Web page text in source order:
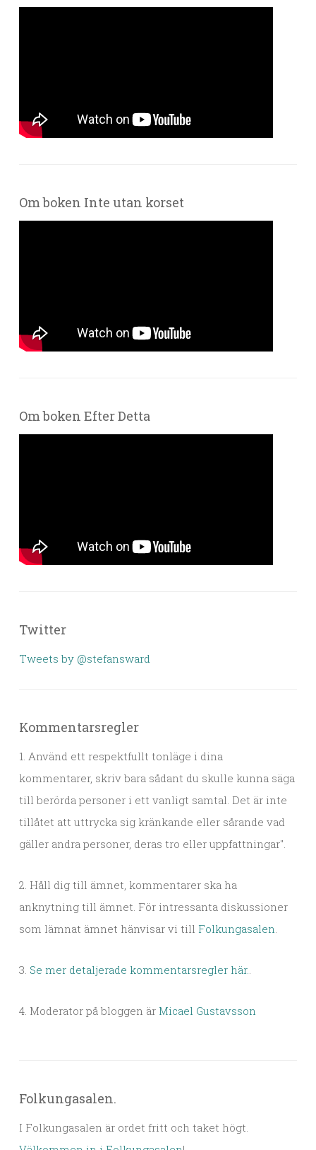
Om boken Inte utan korset
Om boken Efter Detta
Twitter
Tweets by @stefansward
Kommentarsregler
1. Använd ett respektfullt tonläge i dina
kommentarer, skriv bara sådant du skulle kunna säga
till berörda personer i ett vanligt samtal. Det är inte
tillåtet att uttrycka sig kränkande eller sårande vad
gäller andra personer, deras tro eller uppfattningar".
2. Håll dig till ämnet, kommentarer ska ha
anknytning till ämnet. För intressanta diskussioner
som lämnat ämnet hänvisar vi till Folkungasalen.
3. Se mer detaljerade kommentarsregler här..
4. Moderator på bloggen är Micael Gustavsson
Folkungasalen.
I Folkungasalen är ordet fritt och taket högt.